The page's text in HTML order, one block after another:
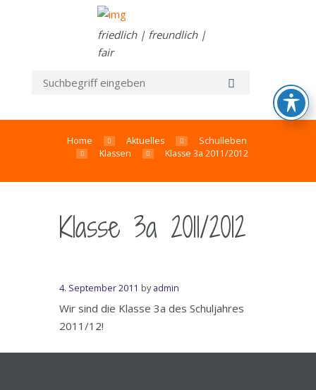
friedlich | freundlich |
fair
Home Aktuelles
Schulleben
Klassen
Klasse 3a 2011/2012
Klasse 3a 2011/2012
4. September 2011 by admin
Wir sind die Klasse 3a des Schuljahres
2011/12!